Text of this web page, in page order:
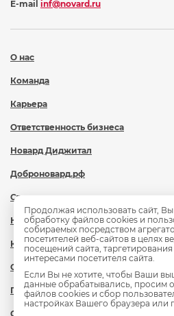
О нас
Команда
Карьера
Ответственность бизнеса
Новард Диджитал
Доброновард.рф
Статьи
Новости
Контакты
Охрана труда
Политика обработки персональных
Сведения об образовательной
E-mail inf@novard.ru
Продолжая использовать сайт, Вы
обработку файлов cookies и
собираемых посредством
посетителей веб-сайтов в целях
посещений сайта, таргетирования
интересами посетителя сайта.
Если Вы не хотите, чтобы Ваши
данные обрабатывались, просим
файлов cookies и сбор
настройках Вашего браузера или